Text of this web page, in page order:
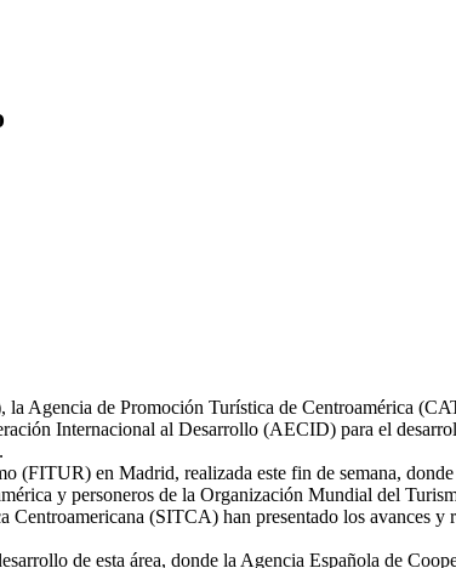
Agencia de Promoción Turística de Centroamérica
Internacional al Desarrollo (AECID) para el
(FITUR) en Madrid, realizada este fin de semana,
y personeros de la Organización Mundial del
(SITCA) han presentado los avances
de esta área, donde la Agencia Española de